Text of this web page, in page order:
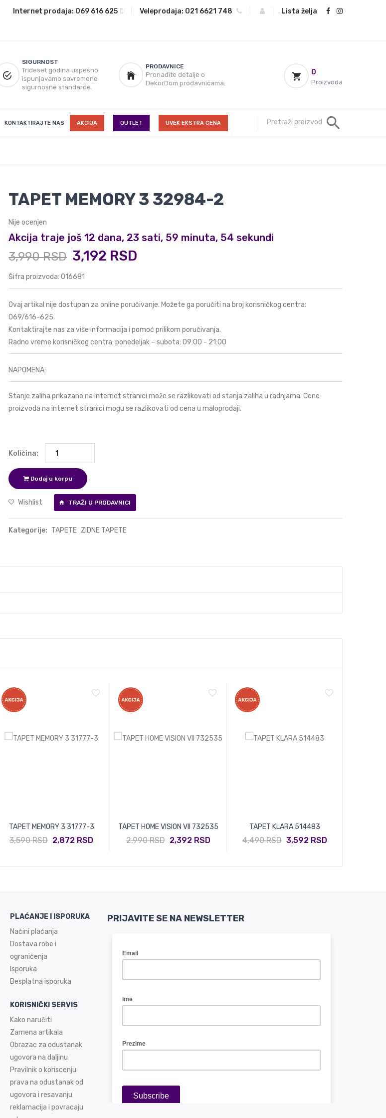
Internet prodaja: 069 616 625 Veleprodaja: 021 6621 748 Lista želja
SIGURNOST
Trideset godina uspešno
ispunjavamo savremene
sigurnosne standarde.
PRODAVNICE
Pronađite detalje o
DekorDom prodavnicama.
0
Proizvoda
KONTAKTIRAJTE NAS AKCIJA OUTLET UVEK EKSTRA CENA
TAPET MEMORY 3 32984-2
Nije ocenjen
Akcija traje još 12 dana, 23 sati, 59 minuta, 53 sekundi
3,990 RSD 3,192 RSD
Šifra proizvoda: 016681
Ovaj artikal nije dostupan za online poručivanje. Možete ga poručiti na broj korisničkog centra:
069/616-625.
Kontaktirajte nas za više informacija i pomoć prilikom poručivanja.
Radno vreme korisničkog centra: ponedeljak – subota: 09:00 - 21:00
NAPOMENA:
Stanje zaliha prikazano na internet stranici može se razlikovati od stanja zaliha u radnjama. Cene
proizvoda na internet stranici mogu se razlikovati od cena u maloprodaji.
Količina:
Dodaj u korpu
Wishlist TRAŽI U PRODAVNICI
Kategorije: TAPETE ZIDNE TAPETE
TAPET MEMORY 3 31777-3
3,590 RSD 2,872 RSD
TAPET HOME VISION VII 732535
2,990 RSD 2,392 RSD
TAPET KLARA 514483
4,490 RSD 3,592 RSD
PLAĆANJE I ISPORUKA
Načini plaćanja
Dostava robe i
ograničenja
Isporuka
Besplatna isporuka
KORISNIČKI SERVIS
Kako naručiti
Zamena artikala
Obrazac za odustanak
ugovora na daljinu
Pravilnik o koriscenju
prava na odustanak od
ugovora i resavanju
reklamacija i povracaju
PRIJAVITE SE NA NEWSLETTER